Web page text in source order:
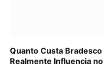
Quanto Custa
Realmente Influencia